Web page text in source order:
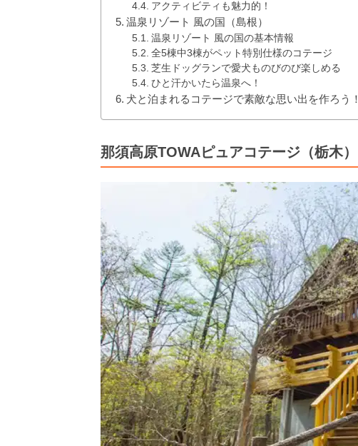
アクティビティも魅力的！
温泉リゾート 風の国（島根）
温泉リゾート 風の国の基本情報
全5棟中3棟がペット特別仕様のコテージ
芝生ドッグランで愛犬ものびのび楽しめる
ひと汗かいたら温泉へ！
犬と泊まれるコテージで素敵な思い出を作ろう！
那須高原TOWAピュアコテージ（栃木）